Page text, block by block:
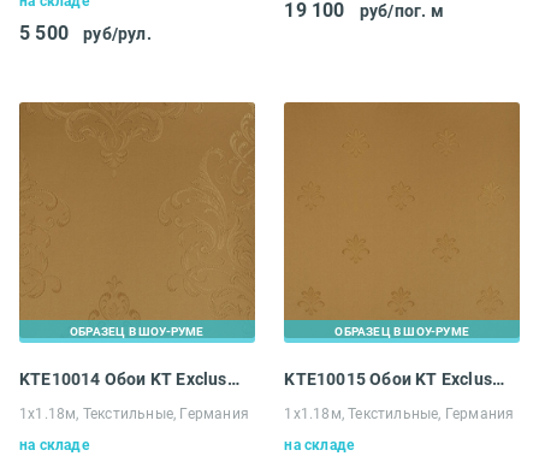
5 500 руб/рул.
19 100 руб/пог. м
ОБРАЗЕЦ В ШОУ-РУМЕ
KTE10014 Обои KT Exclusive Solomon
1х1.18м, Текстильные, Германия
на складе
ОБРАЗЕЦ В ШОУ-РУМЕ
KTE10015 Обои KT Exclusive Solomon
1х1.18м, Текстильные, Германия
на складе